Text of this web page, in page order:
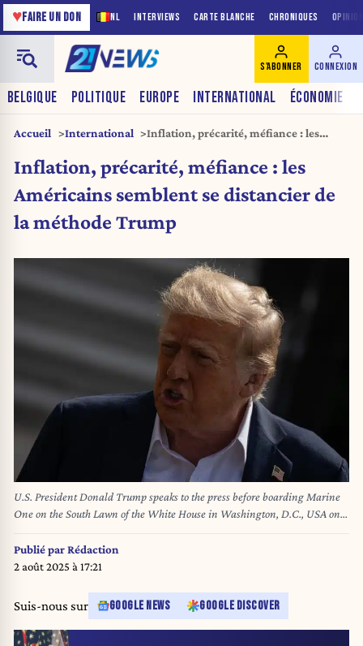
NL INTERVIEWS CARTE BLANCHE CHRONIQUES
♥FAIRE UN DON
BELGIQUE POLITIQUE EUROPE INTERNATIONAL ÉCONOMIE
S'ABONNER CONNEXION
Accueil International
Inflation, précarité, méfiance : les
méthode Trump
Inflation, précarité, méfiance : les
Américains semblent se distancier de
la méthode Trump
U.S. President Donald Trump speaks to the press before boarding Marine
One on the South Lawn of the White House in Washington, D.C., USA on
July 11, 2025. Trump is traveling to Texas to survey areas devastated by
flash flooding over the Fourth of July weekend, which left at least 120 people
dead and 170 missing. Photo by Mehmet Eser/Middle East
Publié parRédaction
2 août 2025 à 17:21
Suis-nous sur GOOGLE NEWS GOOGLE DISCOVER